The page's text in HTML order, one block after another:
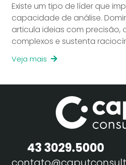
Existe um tipo de líder que
capacidade de análise.
articula ideias com precisão,
complexos e sustenta
Veja mais
43 3029.5000